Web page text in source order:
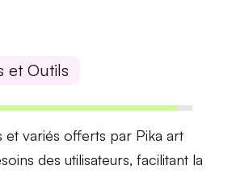
et Outils
et variés offerts par Pika art
des utilisateurs, facilitant la